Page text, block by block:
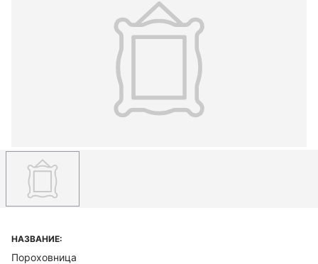
НАЗВАНИЕ:
Пороховница